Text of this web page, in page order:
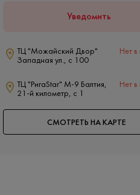
Уведомить
ТЦ "Можайский Двор"
Западная ул., с 100
Нет в
ТЦ "РигаStar" М-9 Балтия,
21-й километр, с 1
Нет в
СМОТРЕТЬ НА КАРТЕ